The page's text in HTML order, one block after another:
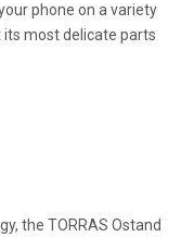
phone on a variety
most delicate parts
the TORRAS Ostand